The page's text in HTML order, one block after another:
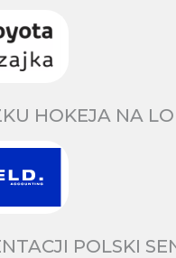
HOKEJA NA
POLSKI